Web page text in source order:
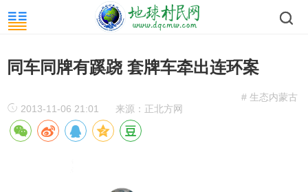
同车同牌有蹊跷 套牌车牵出连环案
# 生态内蒙古
2013-11-06 21:01
来源：正北方网